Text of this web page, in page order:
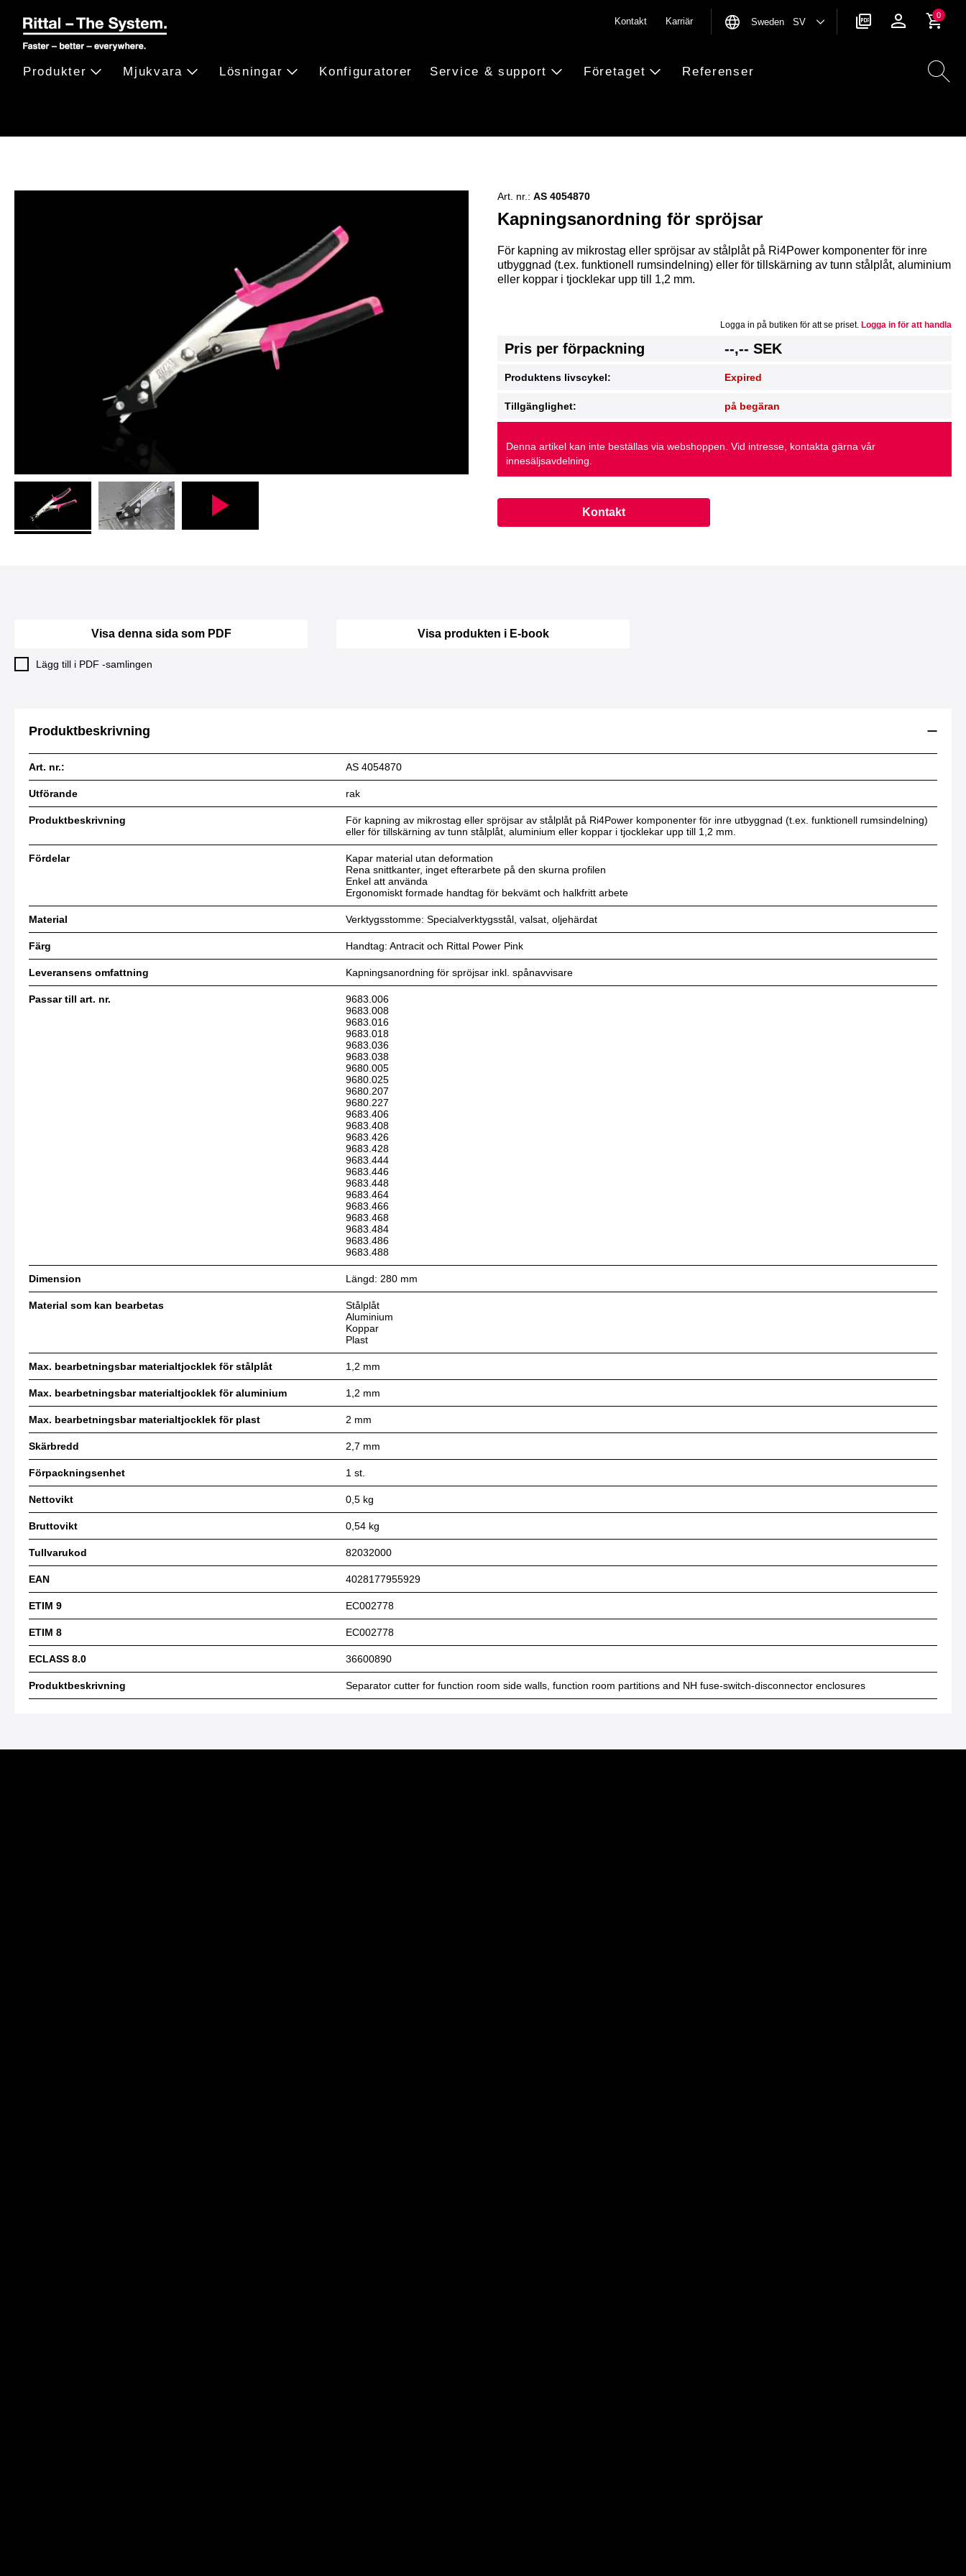
Produkter Mjukvara Lösningar Konfiguratorer Service & support Företaget Referenser
Kontakt Karriär Sweden SV
0
Kapningsanordning för spröjsar
Art. nr.: AS 4054870
För kapning av mikrostag eller spröjsar av stålplåt på Ri4Power komponenter för inre
utbyggnad (t.ex. funktionell rumsindelning) eller för tillskärning av tunn stålplåt, aluminium
eller koppar i tjocklekar upp till 1,2 mm.
Logga in på butiken för att se priset. Logga in för att handla
Pris per förpackning --,-- SEK
Produktens livscykel: Expired
Tillgänglighet: på begäran
Denna artikel kan inte beställas via webshoppen. Vid intresse, kontakta gärna vår
innesäljsavdelning.
Kontakt
Visa denna sida som PDF
Lägg till i PDF -samlingen
Visa produkten i E-book
Produktbeskrivning
Art. nr.: AS 4054870
Utförande rak
Produktbeskrivning
För kapning av mikrostag eller spröjsar av stålplåt på Ri4Power komponenter för inre utbyggnad (t.ex. funktionell rumsindelning)
eller för tillskärning av tunn stålplåt, aluminium eller koppar i tjocklekar upp till 1,2 mm.
Fördelar
Kapar material utan deformation
Rena snittkanter, inget efterarbete på den skurna profilen
Enkel att använda
Ergonomiskt formade handtag för bekvämt och halkfritt arbete
Material Verktygsstomme: Specialverktygsstål, valsat, oljehärdat
Färg Handtag: Antracit och Rittal Power Pink
Leveransens omfattning Kapningsanordning för spröjsar inkl. spånavvisare
Passar till art. nr.
9683.006
9683.008
9683.016
9683.018
9683.036
9683.038
9680.005
9680.025
9680.207
9680.227
9683.406
9683.408
9683.426
9683.428
9683.444
9683.446
9683.448
9683.464
9683.466
9683.468
9683.484
9683.486
9683.488
Dimension Längd: 280 mm
Material som kan bearbetas
Stålplåt
Aluminium
Koppar
Plast
Max. bearbetningsbar materialtjocklek för stålplåt 1,2 mm
Max. bearbetningsbar materialtjocklek för aluminium 1,2 mm
Max. bearbetningsbar materialtjocklek för plast 2 mm
Skärbredd 2,7 mm
Förpackningsenhet 1 st.
Nettovikt 0,5 kg
Bruttovikt 0,54 kg
Tullvarukod 82032000
EAN 4028177955929
ETIM 9 EC002778
ETIM 8 EC002778
ECLASS 8.0 36600890
Produktbeskrivning Separator cutter for function room side walls, function room partitions and NH fuse-switch-disconnector enclosures